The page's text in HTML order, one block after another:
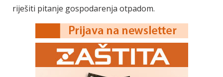
riješiti pitanje gospodarenja otpadom.